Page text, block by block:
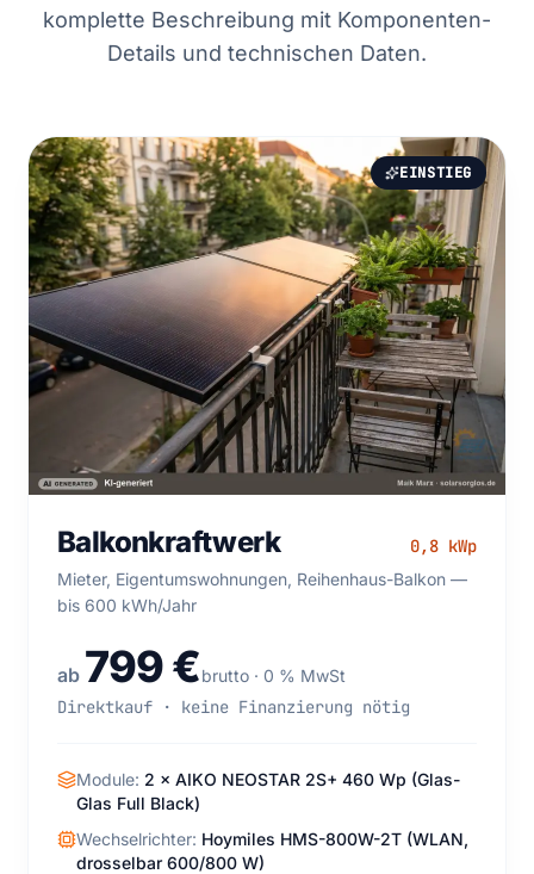
komplette Beschreibung mit Komponenten-
Details und technischen Daten.
EINSTIEG
Eigentumswohnungen, Reihenhaus-Balkon — bis 600
kWh/Jahr
Balkonkraftwerk 0,8 kWp
Mieter, Eigentumswohnungen, Reihenhaus-Balkon —
bis 600 kWh/Jahr
ab 799 €brutto · 0 % MwSt
Direktkauf · keine Finanzierung nötig
Module: 2 × AIKO NEOSTAR 2S+ 460 Wp (Glas-
Glas Full Black)
Wechselrichter: Hoymiles HMS-800W-2T (WLAN,
drosselbar 600/800 W)